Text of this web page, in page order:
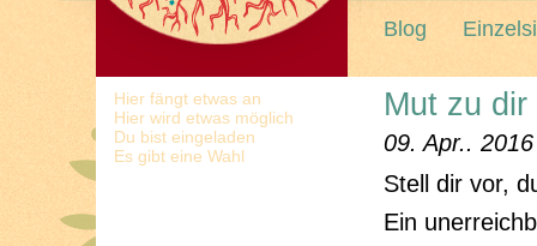
Blog
Hier fängt etwas an
Hier wird etwas möglich
Du bist eingeladen
Es gibt eine Wahl
Mut zu
09. Apr.. 2016
Stell dir vor,
Ein